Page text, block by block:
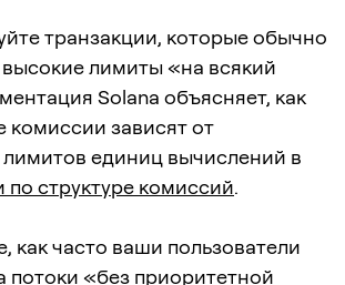
транзакции, которые обычно
лимиты «на всякий
Solana объясняет, как
комиссии зависят от
единиц вычислений в
структуре комиссий.
как часто ваши пользователи
потоки «без приоритетной